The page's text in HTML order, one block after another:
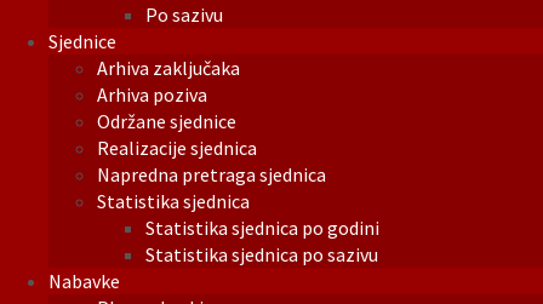
Po sazivu
Sjednice
Arhiva zaključaka
Arhiva poziva
Održane sjednice
Realizacije sjednica
Napredna pretraga sjednica
Statistika sjednica
Statistika sjednica po godini
Statistika sjednica po sazivu
Nabavke